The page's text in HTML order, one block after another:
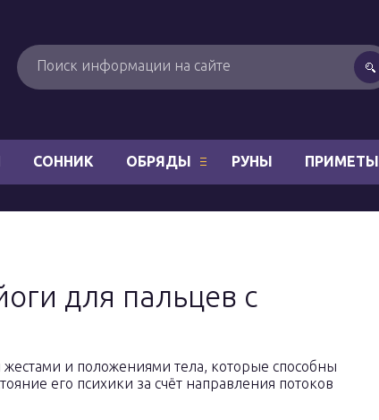
СОННИК ОБРЯДЫ РУНЫ ПРИМЕТЫ
для пальцев с
и положениями тела, которые способны
его психики за счёт направления потоков